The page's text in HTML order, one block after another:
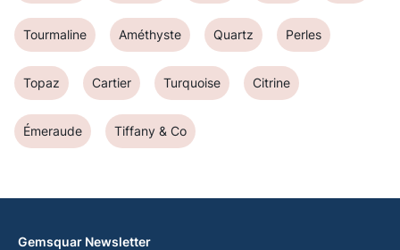
Tourmaline Améthyste Quartz Perles
Topaz Cartier Turquoise Citrine
Émeraude Tiffany & Co
Gemsquar Newsletter